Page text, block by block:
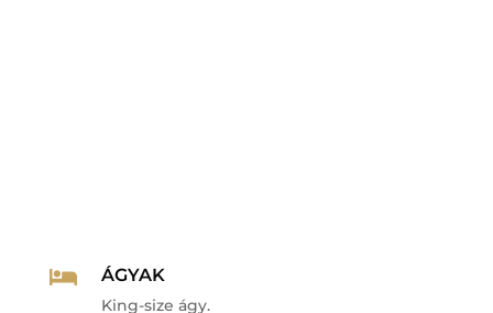
 ÁGYAK
King-size ágy.